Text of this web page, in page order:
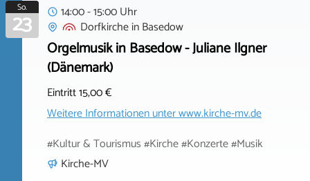
So.
23
14:00 - 15:00 Uhr
DorfkircheinBasedow
Orgelmusik in Basedow - Juliane Ilgner
(Dänemark)
Eintritt 15,00 €
Weitere Informationen unterwww.kirche-mv.de
#Kultur & Tourismus #Kirche #Konzerte #Musik
Kirche-MV